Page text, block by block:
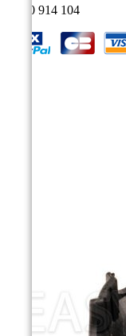
04 50 914 104